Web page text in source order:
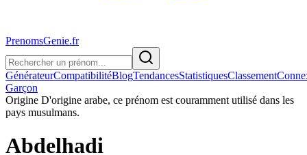
PrenomsGenie.fr
GénérateurCompatibilitéBlogTendancesStatistiquesClassement
Garçon
Origine D'origine arabe, ce prénom est couramment utilisé dans les
pays musulmans.
Abdelhadi